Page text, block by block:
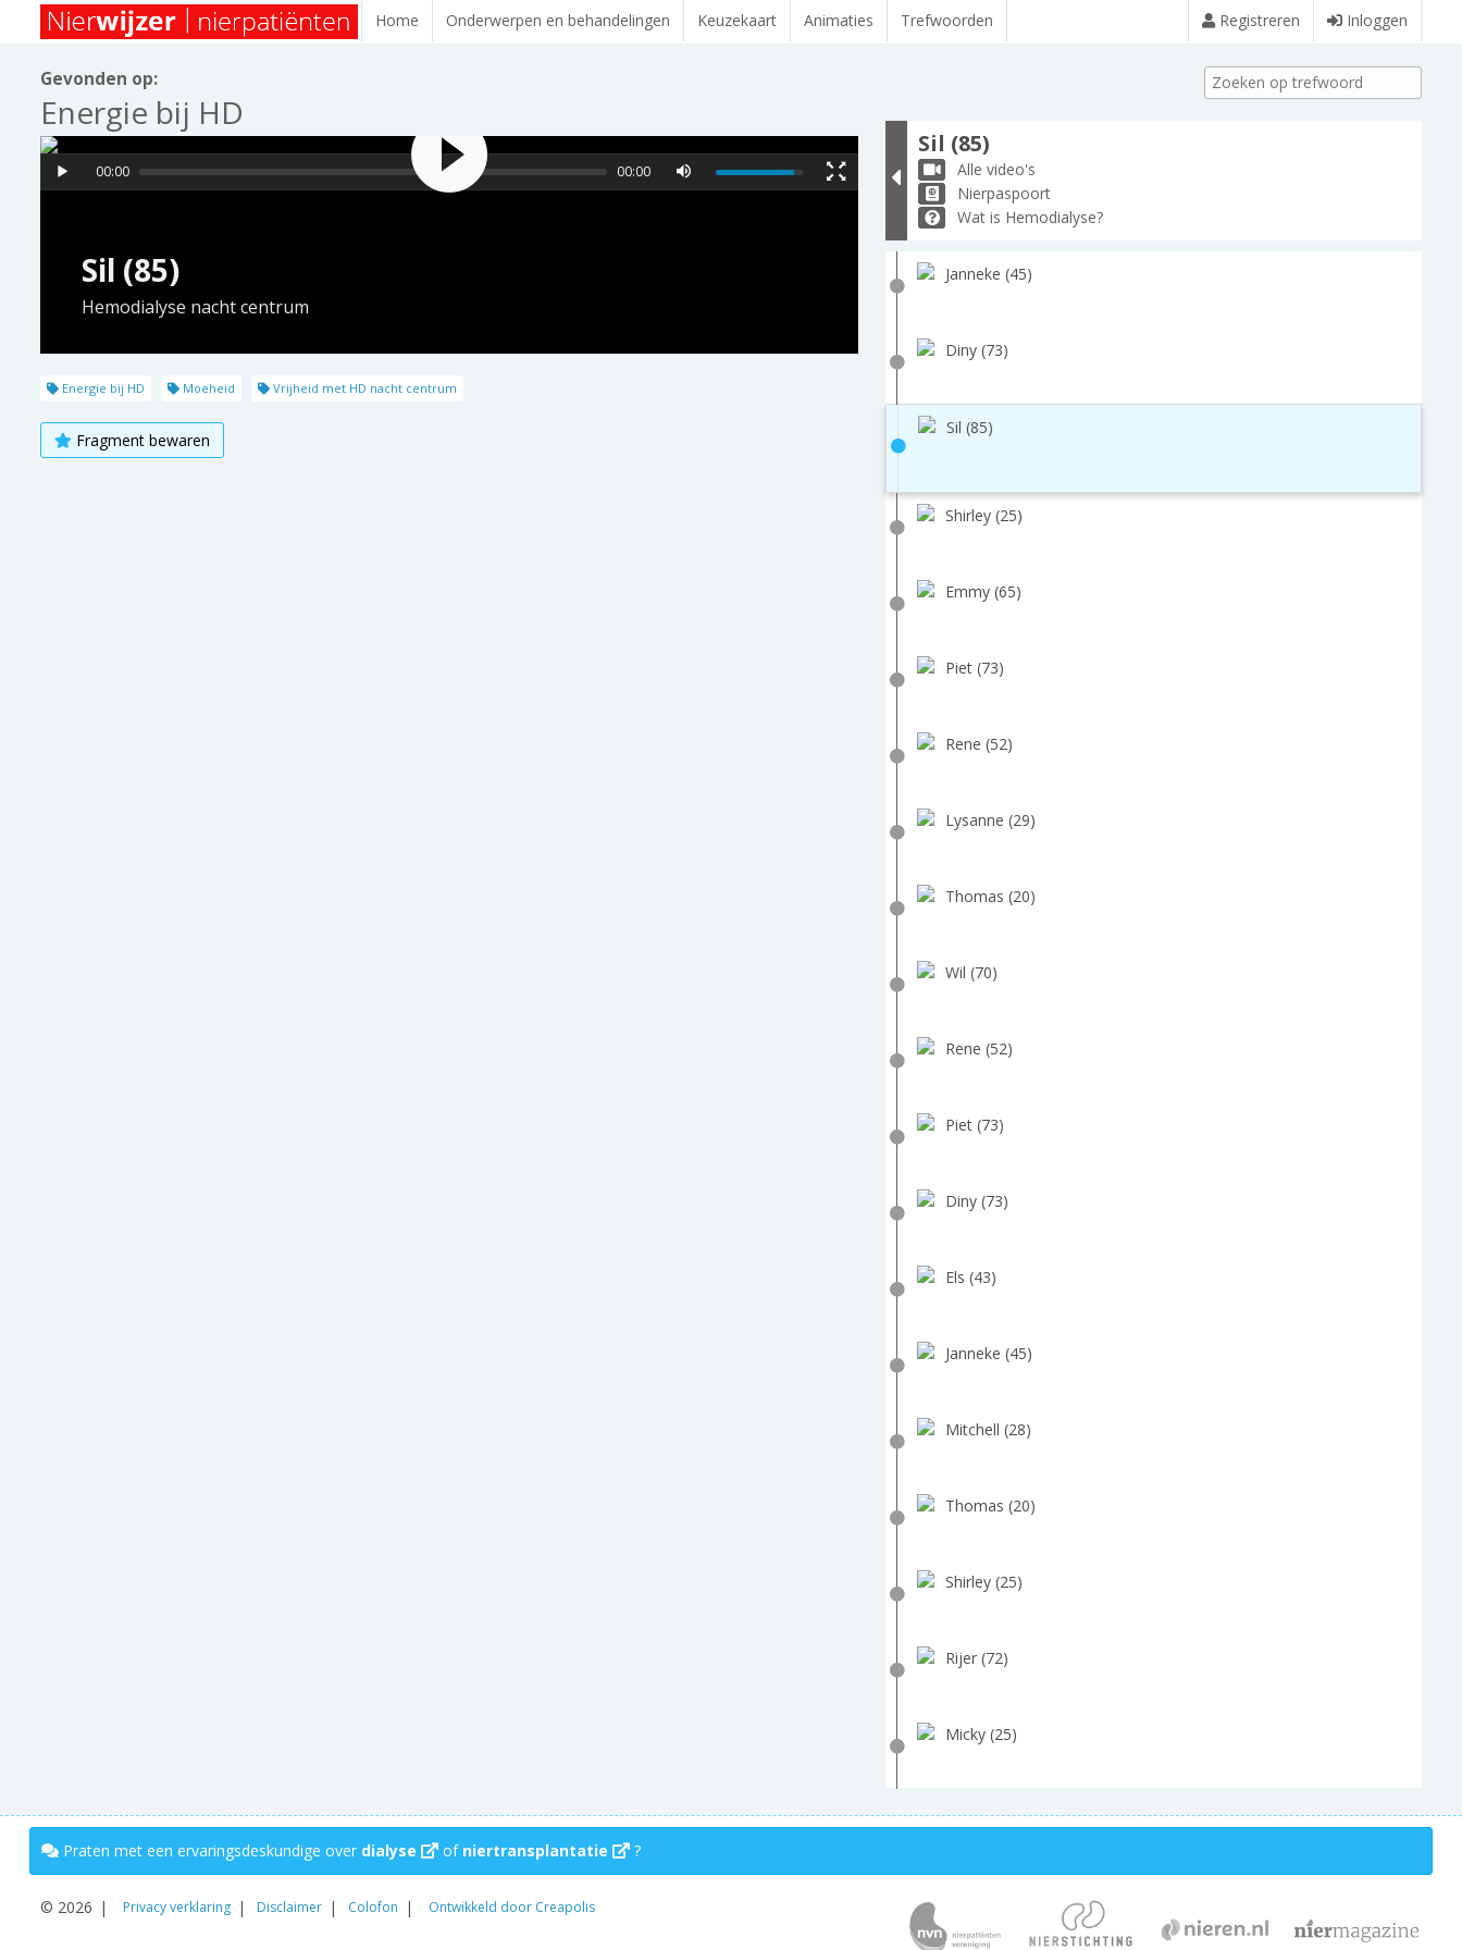
Home Onderwerpen en behandelingen Keuzekaart Animaties Trefwoorden Registreren Inloggen
Gevonden op:
Energie bij HD
Sil (85)
Hemodialyse nacht centrum
00:00 00:00
Energie bij HD Moeheid Vrijheid met HD nacht centrum
Fragment bewaren
Sil (85)
Alle video's
Nierpaspoort
Wat is Hemodialyse?
Janneke (45)
Diny (73)
Sil (85)
Shirley (25)
Emmy (65)
Piet (73)
Rene (52)
Lysanne (29)
Thomas (20)
Wil (70)
Rene (52)
Piet (73)
Diny (73)
Els (43)
Janneke (45)
Mitchell (28)
Thomas (20)
Shirley (25)
Rijer (72)
Micky (25)
Praten met een ervaringsdeskundige over dialyse of niertransplantatie ?
© 2026 Privacy verklaring Disclaimer Colofon Ontwikkeld door Creapolis